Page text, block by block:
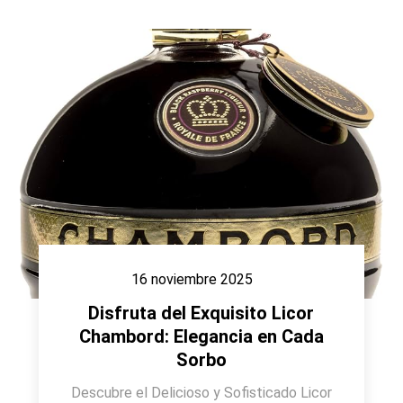
16 noviembre 2025
Disfruta del Exquisito Licor
Chambord: Elegancia en Cada
Sorbo
Descubre el Delicioso y Sofisticado Licor